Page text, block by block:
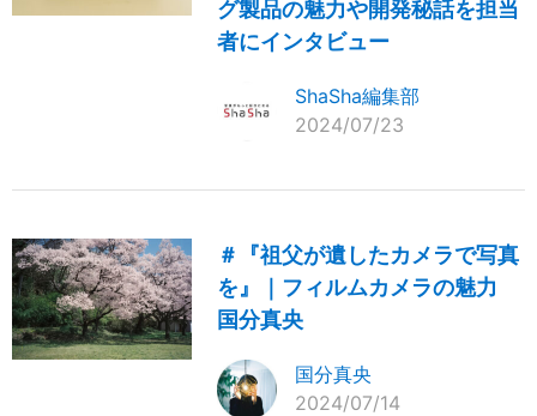
グ製品の魅力や開発秘話を担当
者にインタビュー
ShaSha編集部
2024/07/23
＃『祖父が遺したカメラで写真
を』｜フィルムカメラの魅力
国分真央
国分真央
2024/07/14